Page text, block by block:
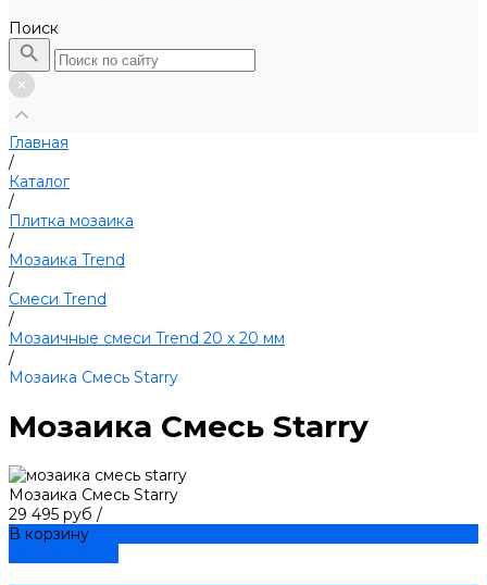
Поиск
Главная
/
Каталог
/
Плитка мозаика
/
Мозаика Trend
/
Смеси Trend
/
Мозаичные смеси Trend 20 х 20 мм
/
Мозаика Смесь Starry
Мозаика Смесь Starry
Мозаика Смесь Starry
29 495 руб /
В корзину